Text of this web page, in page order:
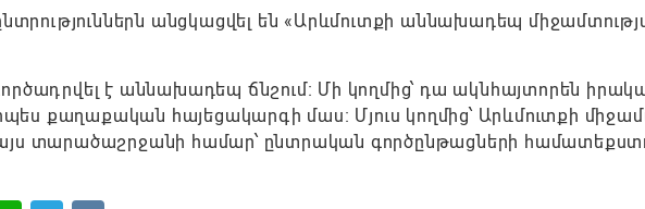
անցկացվել են «Արևմուտքի աննախադեպ
է աննախադեպ ճնշում։ Մի կողմից՝ դա ակնհայտորեն
քաղաքական հայեցակարգի մաս։ Մյուս կողմից՝ Արևմուտքի
տարածաշրջանի համար՝ ընտրական գործընթացների